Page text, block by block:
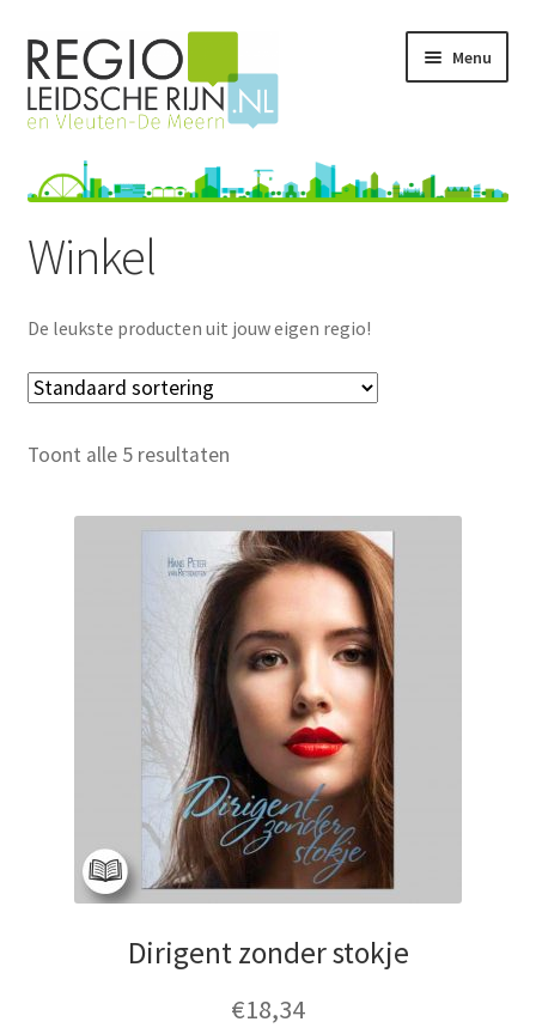
Ga
door
naar
navigatie
Ga
naar
de
inhoud
Menu
Winkel
De leukste producten uit jouw eigen regio!
Toont alle 5 resultaten
Dirigent zonder stokje
€18,34